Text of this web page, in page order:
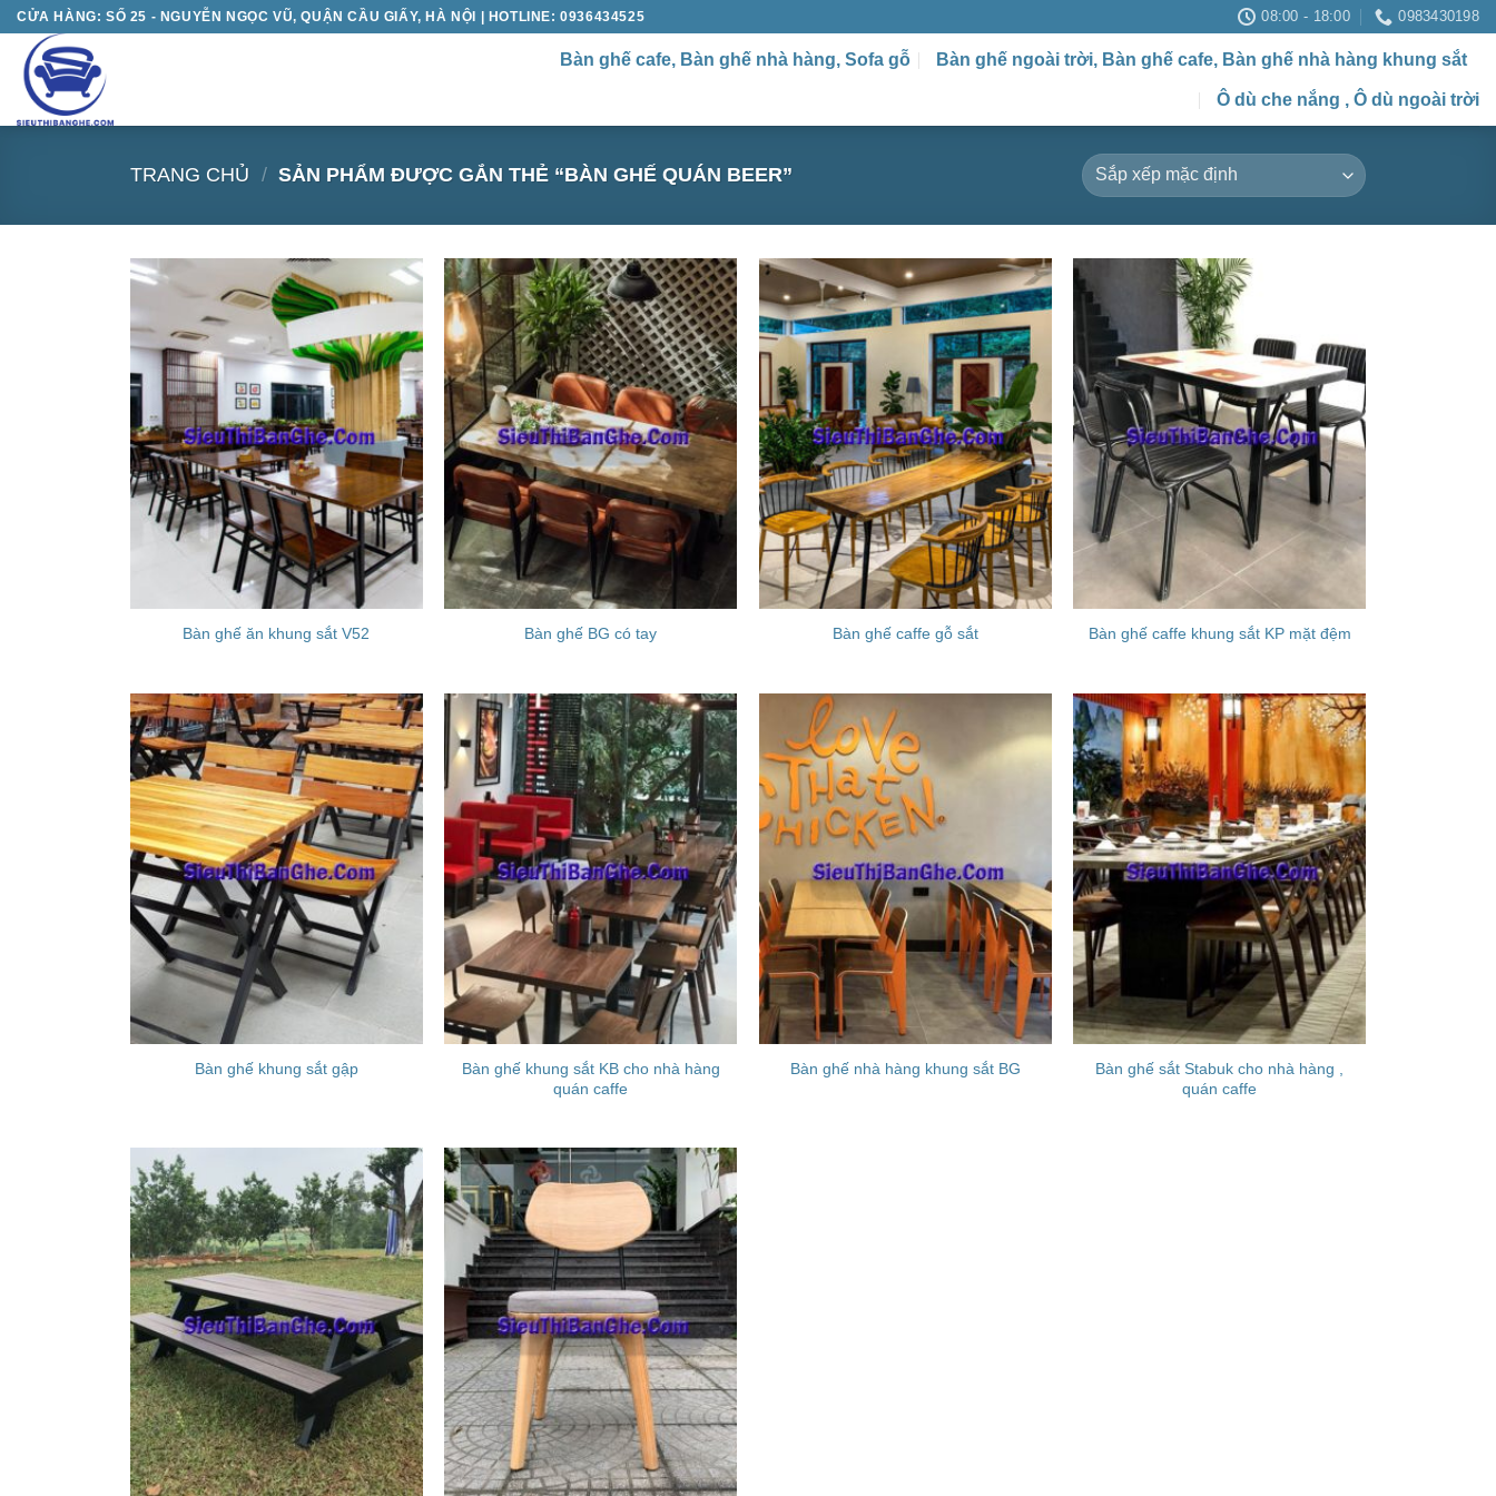
Chuyển
dung
CỬA HÀNG: SỐ 25 - NGUYỄN NGỌC VŨ, QUẬN CẦU GIẤY, HÀ NỘI | HOTLINE: 0936434525 08:00 - 18:00 0983430198
Bàn ghế cafe, Bàn ghế nhà hàng, Sofa gỗ Bàn ghế ngoài trời, Bàn ghế cafe, Bàn ghế nhà hàng khung sắt
Ô dù che nắng , Ô dù ngoài trời
TRANG CHỦ / SẢN PHẨM ĐƯỢC GẮN THẺ “BÀN GHẾ QUÁN BEER”
Bàn ghế ăn khung sắt V52 Bàn ghế BG có tay Bàn ghế caffe gỗ sắt Bàn ghế caffe khung sắt KP mặt đệm
Bàn ghế khung sắt gập
Bàn ghế khung sắt KB cho nhà hàng
quán caffe
Bàn ghế nhà hàng khung sắt BG
Bàn ghế sắt Stabuk cho nhà hàng ,
quán caffe